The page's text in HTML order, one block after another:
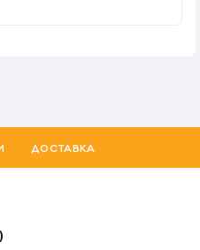
ДОСТАВКА